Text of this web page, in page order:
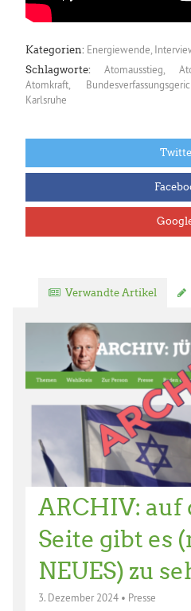
Kategorien: Energiewende
Schlagworte: Atomausstieg
Atomkraft
Karlsruhe
Verwandte Artikel
ARCHIV: auf
Seite gibt es
NEUES) zu
3. Dezember 2024 • Presse